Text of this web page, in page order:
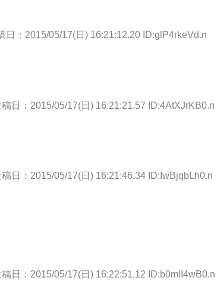
日：2015/05/17(日) 16:21:12.20 ID:glP4rkeVd.n
稿日：2015/05/17(日) 16:21:21.57 ID:4AtXJrKB0.n
稿日：2015/05/17(日) 16:21:46.34 ID:IwBjqbLh0.n
稿日：2015/05/17(日) 16:22:51.12 ID:b0mII4wB0.n